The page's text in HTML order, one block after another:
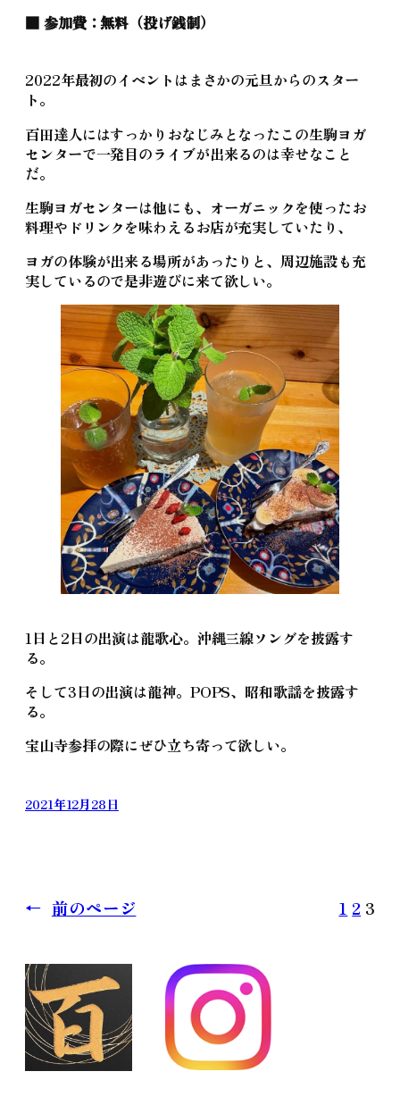
■ 参加費：無料（投げ銭制）
2022年最初のイベントはまさかの元旦からのスター
ト。
百田達人にはすっかりおなじみとなったこの生駒ヨガ
センターで一発目のライブが出来るのは幸せなこと
だ。
生駒ヨガセンターは他にも、オーガニックを使ったお
料理やドリンクを味わえるお店が充実していたり、
ヨガの体験が出来る場所があったりと、周辺施設も充
実しているので是非遊びに来て欲しい。
1日と2日の出演は龍歌心。沖縄三線ソングを披露す
る。
そして3日の出演は龍神。POPS、昭和歌謡を披露す
る。
宝山寺参拝の際にぜひ立ち寄って欲しい。
2021年12月28日
← 前のページ 1 2 3